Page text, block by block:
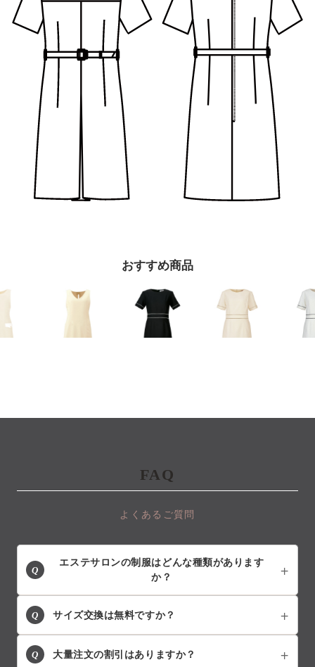
プライバシーポリシーを確認しました。
おすすめ商品
FAQ
よくあるご質問
Q
エステサロンの制服はどんな種類があります
か？
Q サイズ交換は無料ですか？
Q 大量注文の割引はありますか？